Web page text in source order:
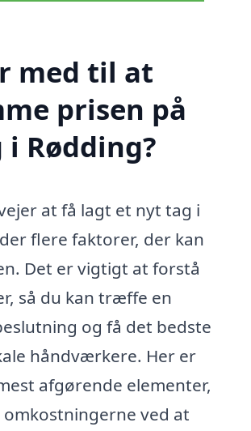
med til at
prisen på
Rødding?
at få lagt et nyt tag i
flere faktorer, der kan
Det er vigtigt at forstå
så du kan træffe en
og få det bedste
håndværkere. Her er
afgørende elementer,
ved at